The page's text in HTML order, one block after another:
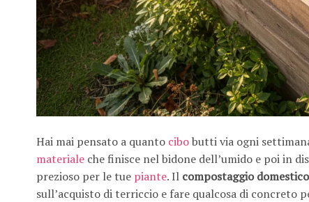
Hai mai pensato a quanto cibobutti via ogni
materiale che finisce nel bidone dell’umido e poi in
prezioso per le tue piante. Il compostaggio domestico
sull’acquisto di terriccio e fare qualcosa di concreto